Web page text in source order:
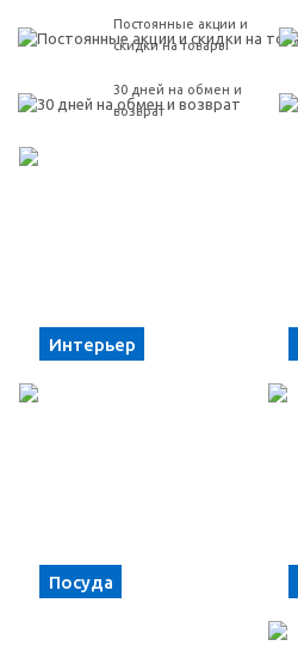
Постоянные акции и
скидки на товары
30 дней на обмен и
возврат
Интерьер
Посуда